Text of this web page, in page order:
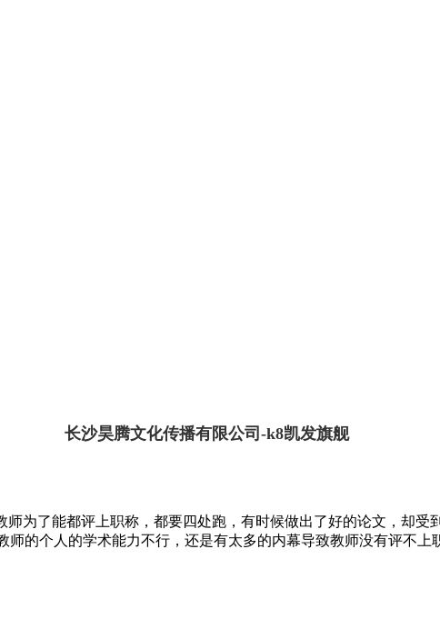
长沙昊腾文化传播有限公司-k8凯发旗舰
为了能都评上职称，都要四处跑，有时候做出了好的论文，却
的个人的学术能力不行，还是有太多的内幕导致教师没有评不上